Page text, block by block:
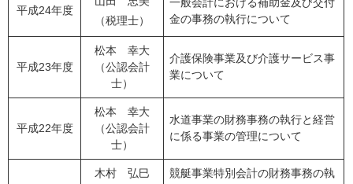
平成24年度
（税理士）
金の事務の執行について
平成23年度
松本 幸大
（公認会計
士）
介護保険事業及び介護サービス事
業について
平成22年度
松本 幸大
（公認会計
士）
水道事業の財務事務の執行と経営
に係る事業の管理について
木村 弘巳
競艇事業特別会計の財務事務の執